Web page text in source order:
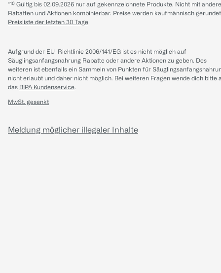
*¹⁰ Gültig bis 02.09.2026 nur auf gekennzeichnete Produkte. Nicht mit
Rabatten und Aktionen kombinierbar. Preise werden kaufmännisch
Preisliste der letzten 30 Tage
Aufgrund der EU-Richtlinie 2006/141/EG ist es nicht möglich auf
Säuglingsanfangsnahrung Rabatte oder andere Aktionen zu geben. Des
weiteren ist ebenfalls ein Sammeln von Punkten für
nicht erlaubt und daher nicht möglich. Bei weiteren Fragen wende dich bitte
das BIPA Kundenservice.
MwSt. gesenkt
Meldung möglicher illegaler Inhalte